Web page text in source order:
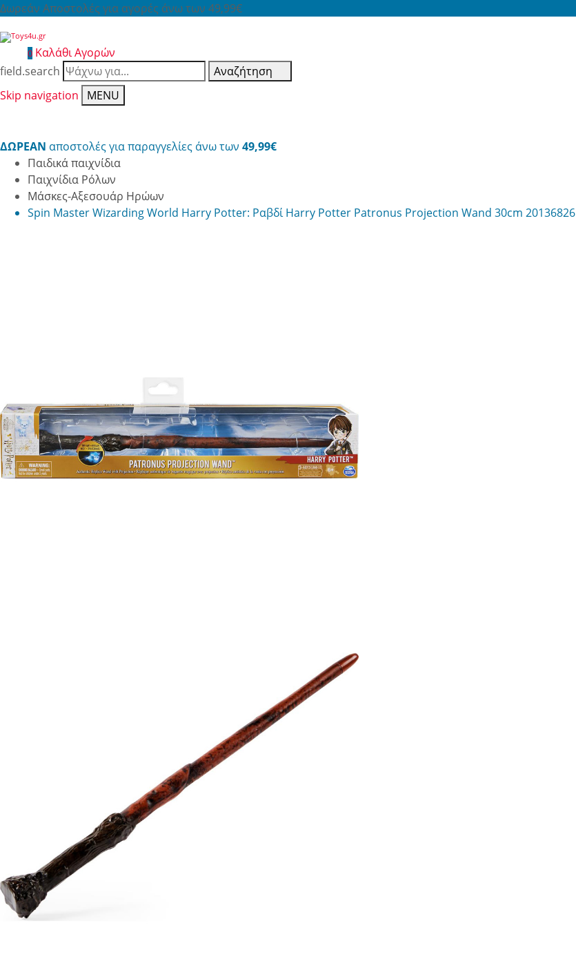
Δωρεάν Αποστολές για αγορές άνω των 49,99€
0 Καλάθι Αγορών
field.search
Αναζήτηση
Skip navigation
MENU
ΔΩΡΕΑΝ αποστολές για παραγγελίες άνω των 49,99€
Παιδικά παιχνίδια
Παιχνίδια Ρόλων
Μάσκες-Αξεσουάρ Ηρώων
Spin Master Wizarding World Harry Potter: Ραβδί Harry Potter Patronus Projection Wand 30cm 20136826